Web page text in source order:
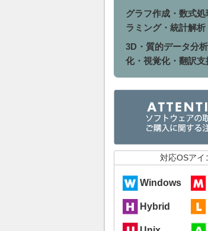
グラフ作成・数式
ラミング・統計解析
3D・質的データ分
化・視覚化・翻訳支
対応OSアイ
Windows
Hybrid